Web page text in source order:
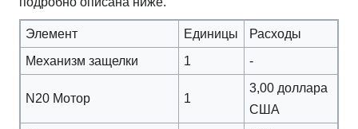
Элемент Единицы
Расходы
Механизм защелки
1 -
N20 Мотор 1
3,00 доллара
США